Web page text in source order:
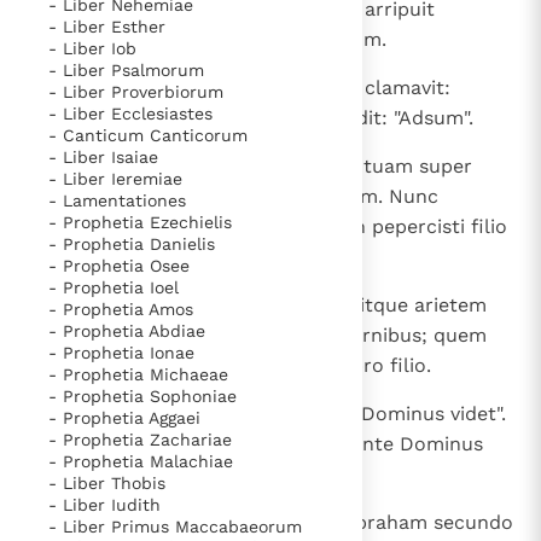
- Liber Nehemiae
- Liber Esther
- Liber Iob
- Liber Psalmorum
- Liber Proverbiorum
- Liber Ecclesiastes
- Canticum Canticorum
- Liber Isaiae
- Liber Ieremiae
- Lamentationes
- Prophetia Ezechielis
- Prophetia Danielis
- Prophetia Osee
- Prophetia Ioel
- Prophetia Amos
- Prophetia Abdiae
- Prophetia Ionae
- Prophetia Michaeae
- Prophetia Sophoniae
- Prophetia Aggaei
- Prophetia Zachariae
- Prophetia Malachiae
- Liber Thobis
- Liber Iudith
- Liber Primus Maccabaeorum
extenditque Abraham manum et arripuit
cultrum, ut immolaret filium suum.
Et ecce angelus Domini de caelo clamavit:
"Abraham, Abraham". Qui respondit: "Adsum".
Dixitque: "Non extendas manum tuam super
puerum neque facias illi quidquam. Nunc
cognovi quod times Deum et non pepercisti filio
tuo unigenito propter me".
Levavit Abraham oculos suos viditque arietem
unum inter vepres haerentem cornibus; quem
assumens obtulit holocaustum pro filio.
Appellavitque nomen loci illius: "Dominus videt".
Unde usque hodie dicitur: "In monte Dominus
videtur".
Vocavit autem angelus Domini Abraham secundo